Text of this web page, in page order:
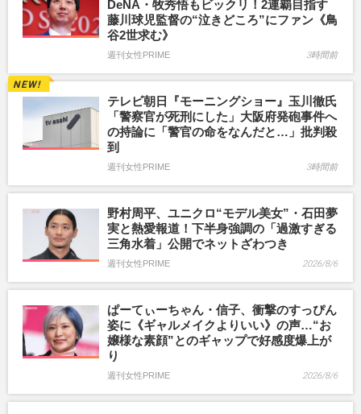
DeNA・牧秀悟もビックリ！2連覇目指す
藤川球児監督の“泣きどころ”にファン《鳥
谷2世求む》
週刊女性PRIME 3時間前
テレビ朝日『モーニングショー』玉川徹氏
「警察官が死刑にした」大阪府発砲事件へ
の持論に「警官の命をなんだと…」批判殺
到
週刊女性PRIME 3時間前
野村周平、ユニクロ“モデル美女”・石田夢
実と熱愛報道！下半身強調の「過激すぎる
三角水着」公開でネットざわつき
週刊女性PRIME 2026/8/6
ぱーてぃーちゃん・信子、衝撃のすっぴん
姿に《ギャルメイクよりいい》の声…“お
嬢様な素顔”とのギャップで好感度爆上が
り
週刊女性PRIME 2026/8/6